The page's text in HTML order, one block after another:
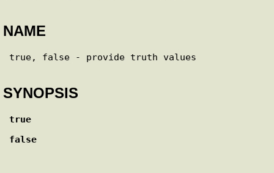
NAME
SYNOPSIS
true
false